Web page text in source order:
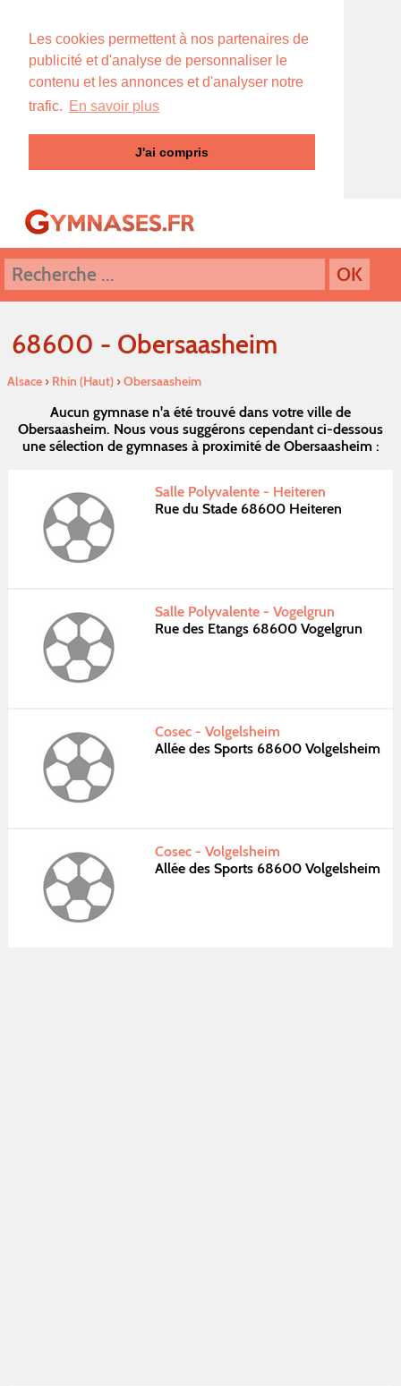
Les cookies permettent à nos partenaires de
publicité et d'analyse de personnaliser le
contenu et les annonces et d'analyser notre
trafic. En savoir plus
J'ai compris
68600 - Obersaasheim
Alsace› Rhin (Haut)›Obersaasheim
Aucun gymnase n'a été trouvé dans votre ville de
Obersaasheim. Nous vous suggérons cependant ci-dessous
une sélection de gymnases à proximité de Obersaasheim :
Salle Polyvalente - Heiteren
Rue du Stade 68600 Heiteren
Salle Polyvalente - Vogelgrun
Rue des Etangs 68600 Vogelgrun
Cosec - Volgelsheim
Allée des Sports 68600 Volgelsheim
Cosec - Volgelsheim
Allée des Sports 68600 Volgelsheim